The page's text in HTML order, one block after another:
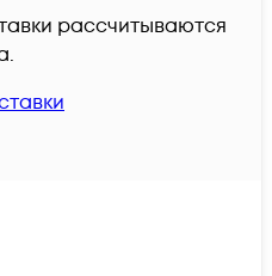
рассчитываются